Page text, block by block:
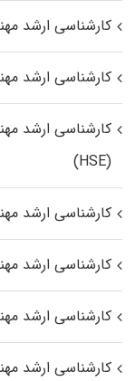
کارشناسی ارشد
کارشناسی ارشد
کارشناسی ارشد
(HSE)
کارشناسی ارشد
کارشناسی ارشد
کارشناسی ارشد
کارشناسی ارشد